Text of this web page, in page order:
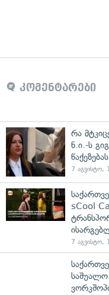
კომენტარები
რა
ნ.ი.-ს
7 აგვისტო,
sCool
7 აგვისტო,
საშუალო